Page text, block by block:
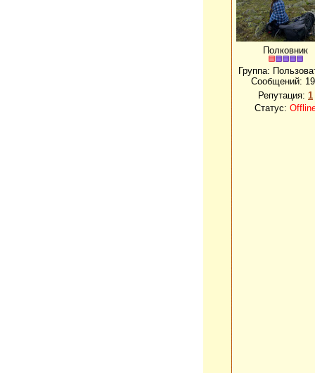
Полковник
Группа:
Сообщений:
Репутация: 1
Статус: